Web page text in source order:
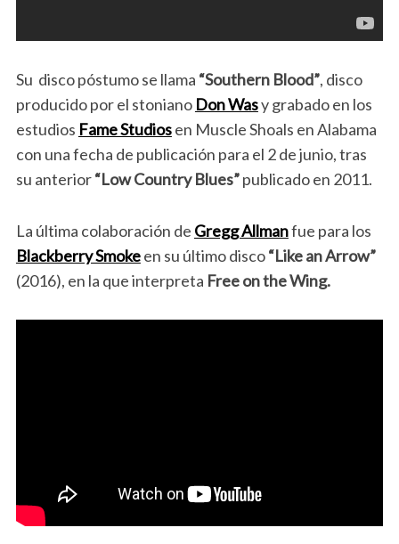
Su disco póstumo se llama “Southern Blood”, disco
producido por el stoniano Don Wasy grabado en los
estudios Fame Studiosen Muscle Shoals en Alabama
con una fecha de publicación para el 2 de junio, tras
su anterior“Low Country Blues”publicado en 2011.
La última colaboración de Gregg Allmanfue para los
Blackberry Smokeen su último disco“Like an Arrow”
(2016), en la que interpreta Free on the Wing.